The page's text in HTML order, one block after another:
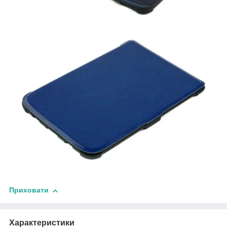
Приховати
Характеристики